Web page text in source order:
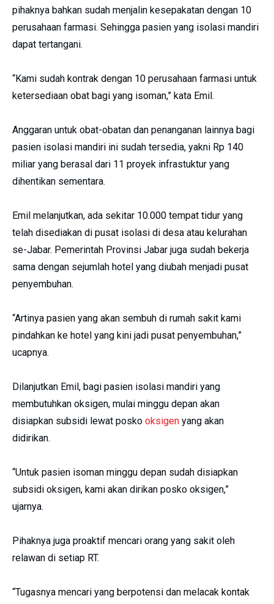
pihaknya bahkan sudah menjalin kesepakatan dengan 10
perusahaan farmasi. Sehingga pasien yang isolasi mandiri
dapat tertangani.
“Kami sudah kontrak dengan 10 perusahaan farmasi untuk
ketersediaan obat bagi yang isoman,” kata Emil.
Anggaran untuk obat-obatan dan penanganan lainnya bagi
pasien isolasi mandiri ini sudah tersedia, yakni Rp 140
miliar yang berasal dari 11 proyek infrastuktur yang
dihentikan sementara.
Emil melanjutkan, ada sekitar 10.000 tempat tidur yang
telah disediakan di pusat isolasi di desa atau kelurahan
se-Jabar. Pemerintah Provinsi Jabar juga sudah bekerja
sama dengan sejumlah hotel yang diubah menjadi pusat
penyembuhan.
“Artinya pasien yang akan sembuh di rumah sakit kami
pindahkan ke hotel yang kini jadi pusat penyembuhan,”
ucapnya.
Dilanjutkan Emil, bagi pasien isolasi mandiri yang
membutuhkan oksigen, mulai minggu depan akan
disiapkan subsidi lewat posko oksigen yang akan
didirikan.
“Untuk pasien isoman minggu depan sudah disiapkan
subsidi oksigen, kami akan dirikan posko oksigen,”
ujarnya.
Pihaknya juga proaktif mencari orang yang sakit oleh
relawan di setiap RT.
“Tugasnya mencari yang berpotensi dan melacak kontak